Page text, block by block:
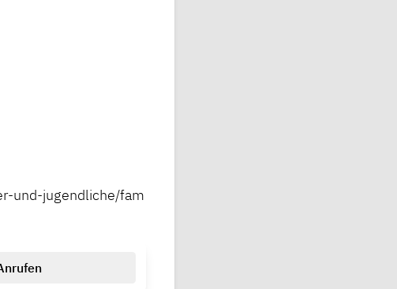
und-jugendliche/fam